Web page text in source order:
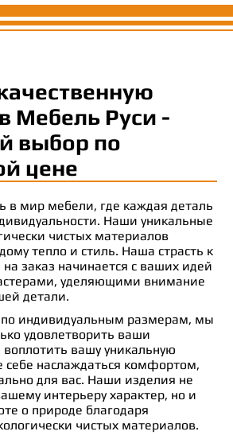
Мебель Руси -
выбор по
цене
в мир мебели, где каждая деталь
Наши уникальные
чистых материалов
тепло и стиль. Наша страсть к
заказ начинается с ваших идей
уделяющими внимание
детали.
индивидуальным размерам, мы
удовлетворить ваши
воплотить вашу уникальную
себе наслаждаться комфортом,
для вас. Наши изделия не
интерьеру характер, но и
о природе благодаря
чистых материалов.